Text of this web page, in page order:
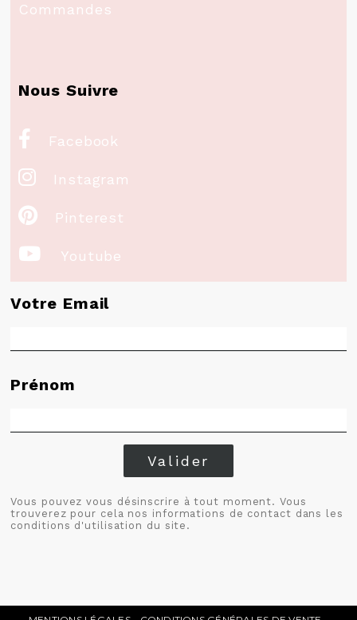
Commandes
Nous Suivre
 Facebook
 Instagram
 Pinterest
 Youtube
Votre Email
Prénom
Valider
Vous pouvez vous désinscrire à tout moment. Vous
trouverez pour cela nos informations de contact dans les
conditions d'utilisation du site.